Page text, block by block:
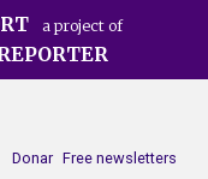
a project of
Free newsletters
Donar